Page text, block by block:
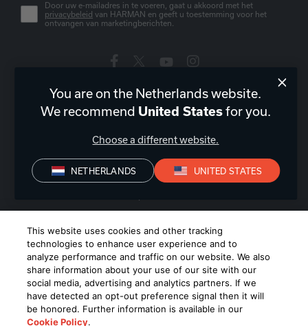
Door uw e-mailadres in te voeren, gaat u akkoord met het
privacybeleid van HARMAN en geeft u toestemming voor het
ontvangen van marketingberichten.
Nederland|NL
Conformiteitsverklaring
You are on the Netherlands website.
We recommend United Statesfor you.
Choose a different website.
NETHERLANDS UNITED STATES
This website uses cookies and other tracking
technologies to enhance user experience and to
analyze performance and traffic on our website. We also
share information about your use of our site with our
social media, advertising and analytics partners. If we
have detected an opt-out preference signal then it will
be honored. Further information is available in our
Cookie Policy.